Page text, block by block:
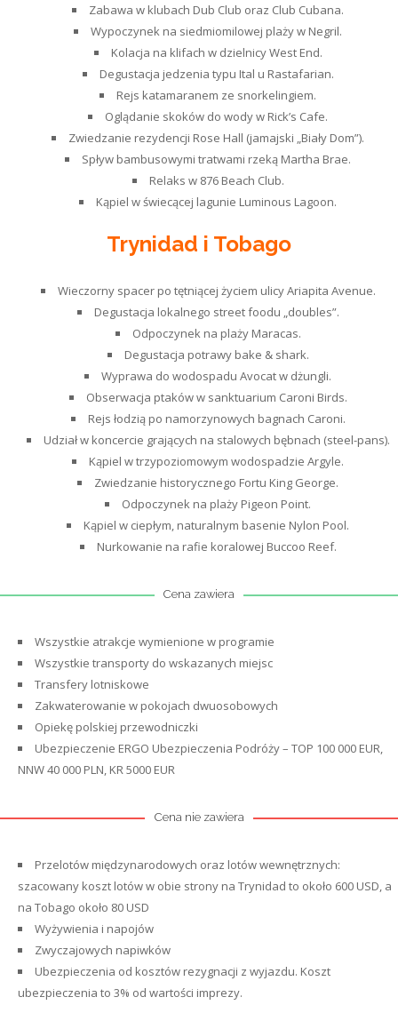
Zabawa w klubach Dub Club oraz Club Cubana.
Wypoczynek na siedmiomilowej plaży w Negril.
Kolacja na klifach w dzielnicy West End.
Degustacja jedzenia typu Ital u Rastafarian.
Rejs katamaranem ze snorkelingiem.
Oglądanie skoków do wody w Rick’s Cafe.
Zwiedzanie rezydencji Rose Hall (jamajski „Biały Dom”).
Spływ bambusowymi tratwami rzeką Martha Brae.
Relaks w 876 Beach Club.
Kąpiel w świecącej lagunie Luminous Lagoon.
Trynidad i Tobago
Wieczorny spacer po tętniącej życiem ulicy Ariapita Avenue.
Degustacja lokalnego street foodu „doubles”.
Odpoczynek na plaży Maracas.
Degustacja potrawy bake & shark.
Wyprawa do wodospadu Avocat w dżungli.
Obserwacja ptaków w sanktuarium Caroni Birds.
Rejs łodzią po namorzynowych bagnach Caroni.
Udział w koncercie grających na stalowych bębnach (steel-pans).
Kąpiel w trzypoziomowym wodospadzie Argyle.
Zwiedzanie historycznego Fortu King George.
Odpoczynek na plaży Pigeon Point.
Kąpiel w ciepłym, naturalnym basenie Nylon Pool.
Nurkowanie na rafie koralowej Buccoo Reef.
Cena zawiera
Wszystkie atrakcje wymienione w programie
Wszystkie transporty do wskazanych miejsc
Transfery lotniskowe
Zakwaterowanie w pokojach dwuosobowych
Opiekę polskiej przewodniczki
Ubezpieczenie ERGO Ubezpieczenia Podróży – TOP 100 000 EUR,
NNW 40 000 PLN, KR 5000 EUR
Cena nie zawiera
Przelotów międzynarodowych oraz lotów wewnętrznych:
szacowany koszt lotów w obie strony na Trynidad to około 600 USD, a
na Tobago około 80 USD
Wyżywienia i napojów
Zwyczajowych napiwków
Ubezpieczenia od kosztów rezygnacji z wyjazdu. Koszt
ubezpieczenia to 3% od wartości imprezy.